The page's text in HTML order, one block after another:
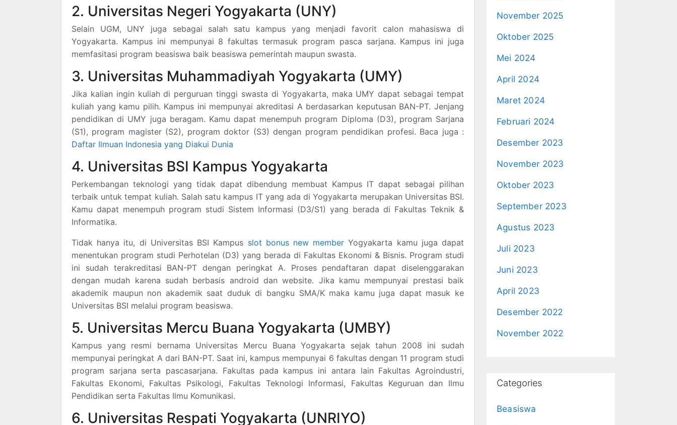
2. Universitas Negeri Yogyakarta (UNY)
Selain UGM, UNY juga sebagai salah satu kampus yang menjadi favorit calon mahasiswa di
Yogyakarta. Kampus ini mempunyai 8 fakultas termasuk program pasca sarjana. Kampus ini juga
memfasitasi program beasiswa baik beasiswa pemerintah maupun swasta.
3. Universitas Muhammadiyah Yogyakarta (UMY)
Jika kalian ingin kuliah di perguruan tinggi swasta di Yogyakarta, maka UMY dapat sebagai tempat
kuliah yang kamu pilih. Kampus ini mempunyai akreditasi A berdasarkan keputusan BAN-PT. Jenjang
pendidikan di UMY juga beragam. Kamu dapat menempuh program Diploma (D3), program Sarjana
(S1), program magister (S2), program doktor (S3) dengan program pendidikan profesi. Baca juga :
Daftar Ilmuan Indonesia yang Diakui Dunia
4. Universitas BSI Kampus Yogyakarta
Perkembangan teknologi yang tidak dapat dibendung membuat Kampus IT dapat sebagai pilihan
terbaik untuk tempat kuliah. Salah satu kampus IT yang ada di Yogyakarta merupakan Universitas BSI.
Kamu dapat menempuh program studi Sistem Informasi (D3/S1) yang berada di Fakultas Teknik &
Informatika.
Tidak hanya itu, di Universitas BSI Kampus slot bonus new member Yogyakarta kamu juga dapat
menentukan program studi Perhotelan (D3) yang berada di Fakultas Ekonomi & Bisnis. Program studi
ini sudah terakreditasi BAN-PT dengan peringkat A. Proses pendaftaran dapat diselenggarakan
dengan mudah karena sudah berbasis android dan website. Jika kamu mempunyai prestasi baik
akademik maupun non akademik saat duduk di bangku SMA/K maka kamu juga dapat masuk ke
Universitas BSI melalui program beasiswa.
5. Universitas Mercu Buana Yogyakarta (UMBY)
Kampus yang resmi bernama Universitas Mercu Buana Yogyakarta sejak tahun 2008 ini sudah
mempunyai peringkat A dari BAN-PT. Saat ini, kampus mempunyai 6 fakultas dengan 11 program studi
program sarjana serta pascasarjana. Fakultas pada kampus ini antara lain Fakultas Agroindustri,
Fakultas Ekonomi, Fakultas Psikologi, Fakultas Teknologi Informasi, Fakultas Keguruan dan Ilmu
Pendidikan serta Fakultas Ilmu Komunikasi.
6. Universitas Respati Yogyakarta (UNRIYO)
November 2025
Oktober 2025
Mei 2024
April 2024
Maret 2024
Februari 2024
Desember 2023
November 2023
Oktober 2023
September 2023
Agustus 2023
Juli 2023
Juni 2023
April 2023
Desember 2022
November 2022
Categories
Beasiswa